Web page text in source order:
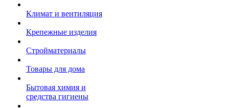
Климат и вентиляция
Крепежные изделия
Стройматериалы
Товары для дома
Бытовая химия и
средства гигиены